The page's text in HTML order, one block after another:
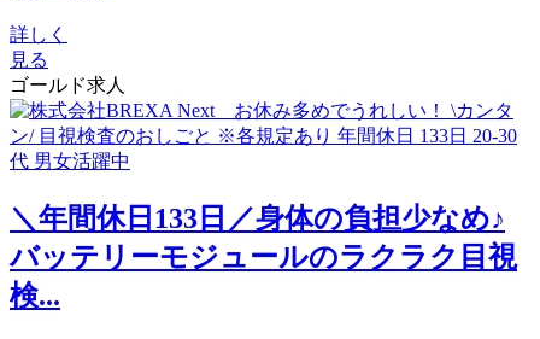
詳しく
見る
ゴールド求人
＼年間休日133日／身体の負担少なめ♪
バッテリーモジュールのラクラク目視
検...